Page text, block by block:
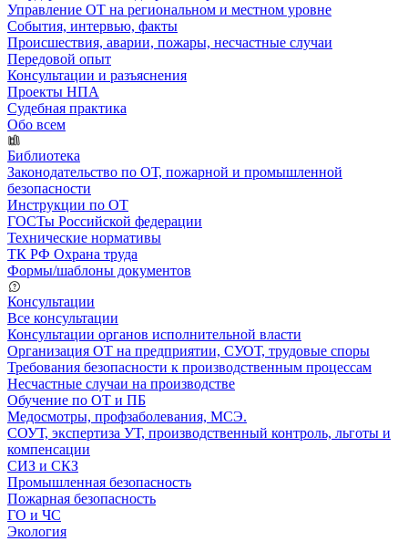
Управление ОТ на региональном и местном уровне
События, интервью, факты
Происшествия, аварии, пожары, несчастные случаи
Передовой опыт
Консультации и разъяснения
Проекты НПА
Судебная практика
Обо всем
Библиотека
Законодательство по ОТ, пожарной и промышленной
безопасности
Инструкции по ОТ
ГОСТы Российской федерации
Технические нормативы
ТК РФ Охрана труда
Формы/шаблоны документов
Консультации
Все консультации
Консультации органов исполнительной власти
Организация ОТ на предприятии, СУОТ, трудовые споры
Требования безопасности к производственным процессам
Несчастные случаи на производстве
Обучение по ОТ и ПБ
Медосмотры, профзаболевания, МСЭ.
СОУТ, экспертиза УТ, производственный контроль, льготы и
компенсации
СИЗ и СКЗ
Промышленная безопасность
Пожарная безопасность
ГО и ЧС
Экология